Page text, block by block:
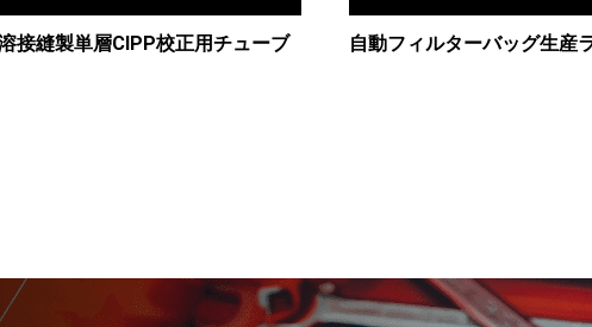
接縫製単層CIPP校正用チューブ 自動フィルターバッグ生産